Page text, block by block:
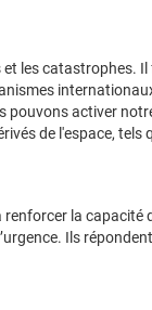
et les
activer
de l'espace, tels
la
Ils